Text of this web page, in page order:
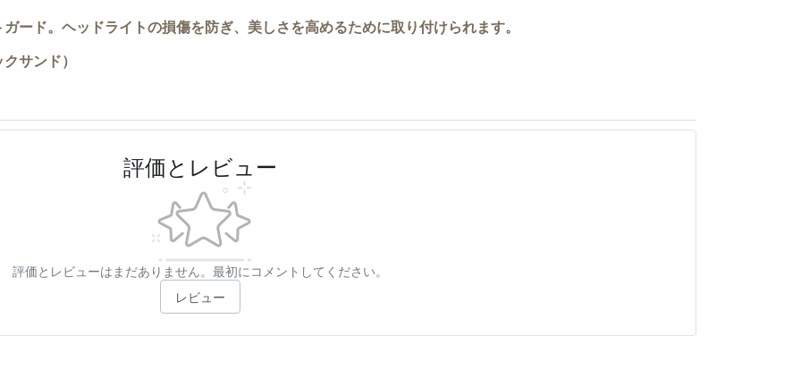
ド。ヘッドライトの損傷を防ぎ、美しさを高めるために取り付けられます。
サンド）
評価とレビュー
評価とレビューはまだありません。最初にコメントしてください。
レビュー